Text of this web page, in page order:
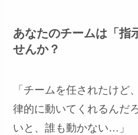
あなたのチームは「指
せんか？
「チームを任されたけど
律的に動いてくれるんだ
いと、誰も動かない…」